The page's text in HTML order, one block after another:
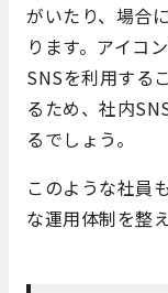
がいたり、場合
ります。アイコ
SNSを利用する
るため、社内
るでしょう。
このような社員
な運用体制を整